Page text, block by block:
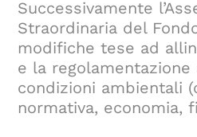
Successivamente
Straordinaria del
modifiche tese ad
e la
condizioni ambientali
normativa, economia,